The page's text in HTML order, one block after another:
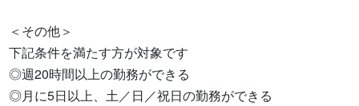
＜その他＞
下記条件を満たす方が対象です
◎週20時間以上の勤務ができる
◎月に5日以上、土／日／祝日の勤務ができる